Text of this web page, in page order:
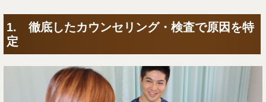
1. 徹底したカウンセリング・検査で原因を特
定